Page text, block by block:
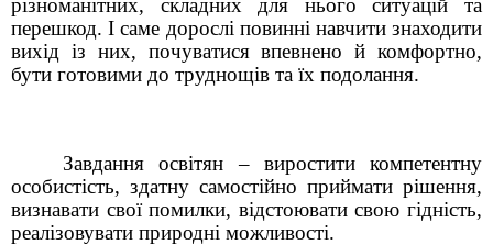
різноманітних, складних для нього ситуацій та
перешкод. І саме дорослі повинні навчити знаходити
вихід із них, почуватися впевнено й комфортно,
бути готовими до труднощів та їх подолання.
Завдання освітян – виростити компетентну
особистість, здатну самостійно приймати рішення,
визнавати свої помилки, відстоювати свою гідність,
реалізовувати природні можливості.